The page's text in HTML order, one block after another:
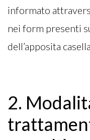
informato
nei form presenti
dell’apposita
2.